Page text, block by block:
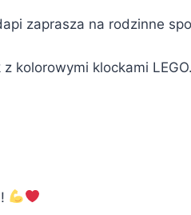
zaprasza na rodzinne
kolorowymi klockami